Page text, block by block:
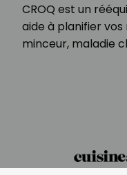
CROQ est un
aide à planifier
minceur, maladie